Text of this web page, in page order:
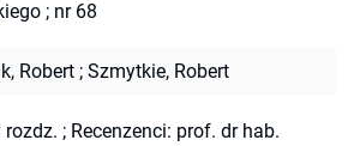
; nr 68
Robert ; Szmytkie, Robert
rozdz. ; Recenzenci: prof. dr hab.